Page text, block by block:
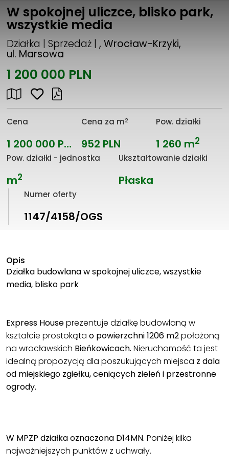
W spokojnej uliczce, blisko park,
wszystkie media
Działka | Sprzedaż |, Wrocław-Krzyki,
ul. Marsowa
1 200 000 PLN
Cena
1 200 000 PLN
Cena za m2
952 PLN
Pow. działki
1 260 m2
Pow. działki - jednostka
m2
Ukształtowanie działki
Płaska
Numer oferty
1147/4158/OGS
Opis
Działka budowlana w spokojnej uliczce, wszystkie
media, blisko park
Express Houseprezentuje działkę budowlaną w
kształcie prostokąta o powierzchni 1206 m2położoną
na wrocławskich Bieńkowicach. Nieruchomość ta jest
idealną propozycją dla poszukujących miejsca z dala
od miejskiego zgiełku, ceniących zieleń i przestronne
ogrody.
W MPZP działka oznaczona D14MN. Poniżej kilka
najważniejszych punktów z uchwały.